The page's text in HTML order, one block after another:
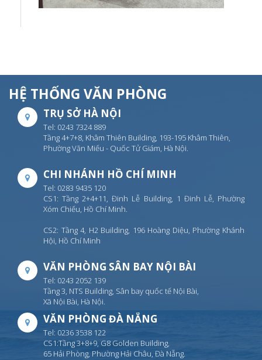
HỆ THỐNG VĂN PHÒNG
TRỤ SỞ HÀ NỘI
Tel: 0243 7324 889
Tầng 4+7+8, Khâm Thiên Building, 193-195 Khâm Thiên,
Phường Văn Miếu - Quốc Tử Giám, Hà Nội.
CHI NHÁNH HỒ CHÍ MINH
Tel: 0283 9435 120
CS1: Tầng 2+4+11, Đinh Lễ Building, 1 Đinh Lễ, Phường
Xóm Chiếu, Hồ Chí Minh.
CS2: Tầng 4, H2 Building, 196 Hoàng Diệu, Phường Khánh
Hội, Hồ Chí Minh
VĂN PHÒNG SÂN BAY NỘI BÀI
Tel: 0243 2052 139
Tầng 3, NTS Building, Sân bay quốc tế Nội Bài,
Xã Nội Bài, Hà Nội.
VĂN PHÒNG ĐÀ NẴNG
Tel: 0236 3538 122
CS1:Tầng 3+8+9, G8 Golden Building,
65 Hải Phòng, Phường Hải Châu, Đà Nẵng.